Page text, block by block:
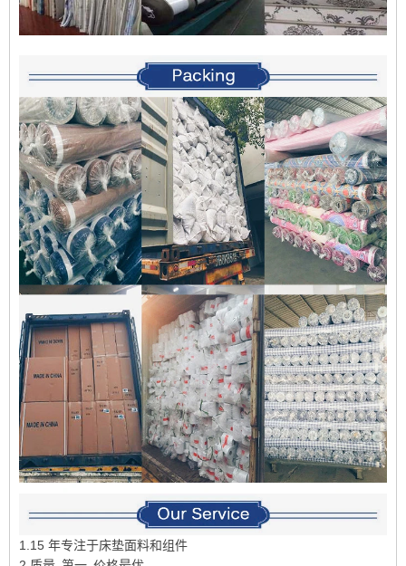
1.15 年专注于床垫面料和组件